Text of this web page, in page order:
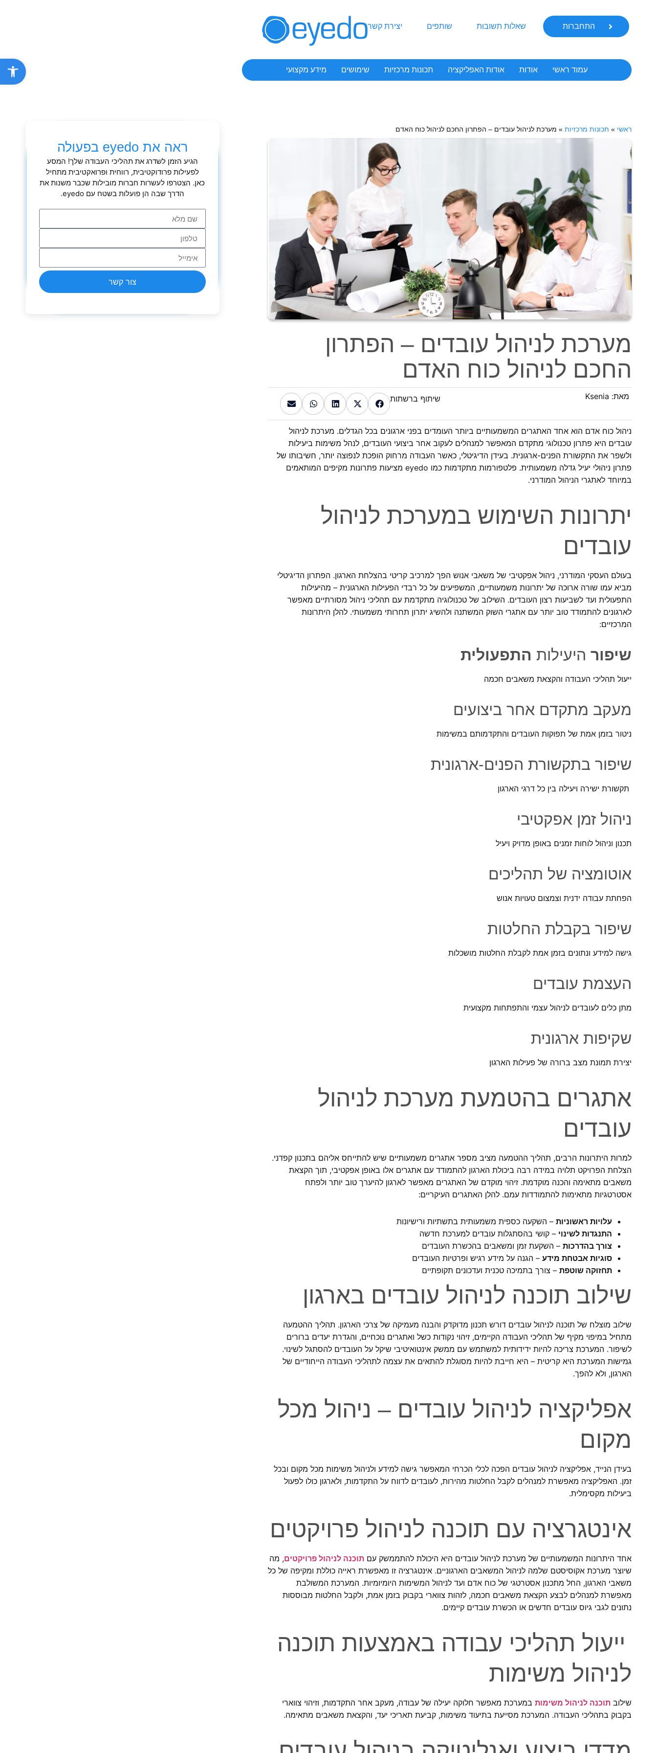
התחברות שאלות תשובות שותפים יצירת קשר
עמוד ראשי אודות אודות האפליקציה תכונות מרכזיות שימושים מידע מקצועי
ראשי » תכונות מרכזיות » מערכת לניהול עובדים – הפתרון החכם לניהול כוח האדם
מערכת לניהול עובדים – הפתרון
החכם לניהול כוח האדם
מאת: שיתוף ברשתות
ניהול כוח אדם הוא אחד האתגרים המשמעותיים ביותר העומדים בפני ארגונים בכל הגדלים. מערכת לניהול
עובדים היא פתרון טכנולוגי מתקדם המאפשר למנהלים לעקוב אחר ביצועי העובדים, לנהל משימות ביעילות
ולשפר את התקשורת הפנים-ארגונית. בעידן הדיגיטלי, כאשר העבודה מרחוק הופכת לנפוצה יותר, חשיבותו של
פתרון ניהולי יעיל גדלה משמעותית. פלטפורמות מתקדמות כמו eyedo מציעות פתרונות מקיפים המותאמים
במיוחד לאתגרי הניהול המודרני.
יתרונות השימוש במערכת לניהול
עובדים
בעולם העסקי המודרני, ניהול אפקטיבי של משאבי אנוש הפך למרכיב קריטי בהצלחת הארגון. הפתרון הדיגיטלי
מביא עמו שורה ארוכה של יתרונות משמעותיים, המשפיעים על כל רבדי הפעילות הארגונית – מהיעילות
התפעולית ועד לשביעות רצון העובדים. השילוב של טכנולוגיה מתקדמת עם תהליכי ניהול מסורתיים מאפשר
לארגונים להתמודד טוב יותר עם אתגרי השוק המשתנה ולהשיג יתרון תחרותי משמעותי. להלן היתרונות
המרכזיים:
שיפור היעילות התפעולית
ייעול תהליכי העבודה והקצאת משאבים חכמה
מעקב מתקדם אחר ביצועים
ניטור בזמן אמת של תפוקות העובדים והתקדמותם במשימות
שיפור בתקשורת הפנים-ארגונית
תקשורת ישירה ויעילה בין כל דרגי הארגון
ניהול זמן אפקטיבי
תכנון וניהול לוחות זמנים באופן מדויק ויעיל
אוטומציה של תהליכים
הפחתת עבודה ידנית וצמצום טעויות אנוש
שיפור בקבלת החלטות
גישה למידע ונתונים בזמן אמת לקבלת החלטות מושכלות
העצמת עובדים
מתן כלים לעובדים לניהול עצמי והתפתחות מקצועית
שקיפות ארגונית
יצירת תמונת מצב ברורה של פעילות הארגון
אתגרים בהטמעת מערכת לניהול
עובדים
למרות היתרונות הרבים, תהליך ההטמעה מציב מספר אתגרים משמעותיים שיש להתייחס אליהם בתכנון קפדני.
הצלחת הפרויקט תלויה במידה רבה ביכולת הארגון להתמודד עם אתגרים אלו באופן אפקטיבי, תוך הקצאת
משאבים מתאימה והכנה מוקדמת. זיהוי מוקדם של האתגרים מאפשר לארגון להיערך טוב יותר ולפתח
אסטרטגיות מתאימות להתמודדות עמם. להלן האתגרים העיקריים:
עלויות ראשוניות – השקעה כספית משמעותית בתשתיות ורישיונות
התנגדות לשינוי – קושי בהסתגלות עובדים למערכת חדשה
צורך בהדרכות – השקעת זמן ומשאבים בהכשרת העובדים
סוגיות אבטחת מידע – הגנה על מידע רגיש ופרטיות העובדים
תחזוקה שוטפת – צורך בתמיכה טכנית ועדכונים תקופתיים
שילוב תוכנה לניהול עובדים בארגון
שילוב מוצלח של תוכנה לניהול עובדים דורש תכנון מדוקדק והבנה מעמיקה של צרכי הארגון. תהליך ההטמעה
מתחיל במיפוי מקיף של תהליכי העבודה הקיימים, זיהוי נקודות כשל ואתגרים נוכחיים, והגדרת יעדים ברורים
לשיפור. המערכת צריכה להיות ידידותית למשתמש עם ממשק אינטואיטיבי שיקל על העובדים להסתגל לשינוי.
גמישות המערכת היא קריטית – היא חייבת להיות מסוגלת להתאים את עצמה לתהליכי העבודה הייחודיים של
הארגון, ולא להפך.
אפליקציה לניהול עובדים – ניהול מכל
מקום
בעידן הנייד, אפליקציה לניהול עובדים הפכה לכלי הכרחי המאפשר גישה למידע ולניהול משימות מכל מקום ובכל
זמן. האפליקציה מאפשרת למנהלים לקבל החלטות מהירות, לעובדים לדווח על התקדמות, ולארגון כולו לפעול
ביעילות מקסימלית.
אינטגרציה עם תוכנה לניהול פרויקטים
אחד היתרונות המשמעותיים של מערכת לניהול עובדים היא היכולת להתממשק עם תוכנה לניהול פרויקטים, מה
שיוצר מערכת אקוסיסטם שלמה לניהול המשאבים הארגוניים. אינטגרציה זו מאפשרת ראייה כוללת ומקיפה של כל
משאבי הארגון, החל מתכנון אסטרטגי של כוח אדם ועד לניהול המשימות היומיומיות. המערכת המשולבת
מאפשרת למנהלים לבצע הקצאת משאבים חכמה, לזהות צווארי בקבוק בזמן אמת, ולקבל החלטות מבוססות
נתונים לגבי גיוס עובדים חדשים או הכשרת עובדים קיימים.
ייעול תהליכי עבודה באמצעות תוכנה
לניהול משימות
שילוב תוכנה לניהול משימות במערכת מאפשר חלוקה יעילה של עבודה, מעקב אחר התקדמות, וזיהוי צווארי
בקבוק בתהליכי העבודה. המערכת מסייעת בתיעוד משימות, קביעת תאריכי יעד, והקצאת משאבים מתאימה.
ראה את eyedo בפעולה
הגיע הזמן לשדרג את תהליכי העבודה שלך! המסע
לפעילות פרודוקטיבית, רווחית ופרואקטיבית מתחיל
כאן. הצטרפו לעשרות חברות מובילות שכבר משנות את
הדרך שבה הן פועלות בשטח עם eyedo.
צור קשר
פתח